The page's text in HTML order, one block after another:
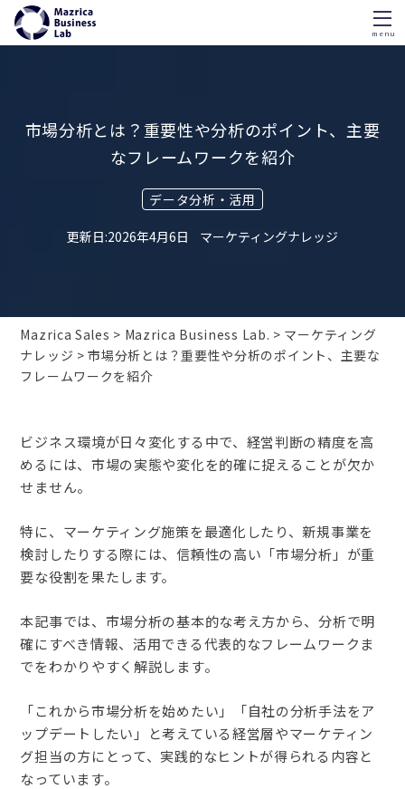
menu
市場分析とは？重要性や分析のポイント、主要
なフレームワークを紹介
データ分析・活用
2026年4月6日 マーケティングナレッジ
Mazrica Sales Mazrica Business Lab.
マーケティング
ナレッジ
市場分析とは？重要性や分析のポイント、主要な
フレームワークを紹介
ビジネス環境が日々変化する中で、経営判断の精度を高
めるには、市場の実態や変化を的確に捉えることが欠か
せません。
特に、マーケティング施策を最適化したり、新規事業を
検討したりする際には、信頼性の高い「市場分析」が重
要な役割を果たします。
本記事では、市場分析の基本的な考え方から、分析で明
確にすべき情報、活用できる代表的なフレームワークま
でをわかりやすく解説します。
「これから市場分析を始めたい」「自社の分析手法をア
ップデートしたい」と考えている経営層やマーケティン
グ担当の方にとって、実践的なヒントが得られる内容と
なっています。